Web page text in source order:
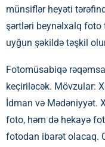
münsiflər heyəti
şərtləri beynəlxalq foto
uyğun şəkildə təşkil
Fotomüsabiqə
keçiriləcək. Mövzular:
İdman və Mədəniyyət.
foto, həm də hekayə
fotodan ibarət olacaq.